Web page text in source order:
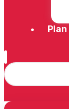
Plan